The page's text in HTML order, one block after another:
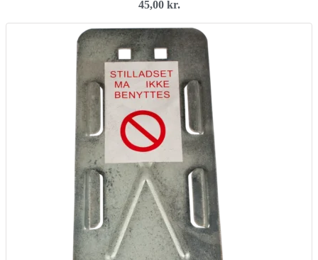
45,00 kr.